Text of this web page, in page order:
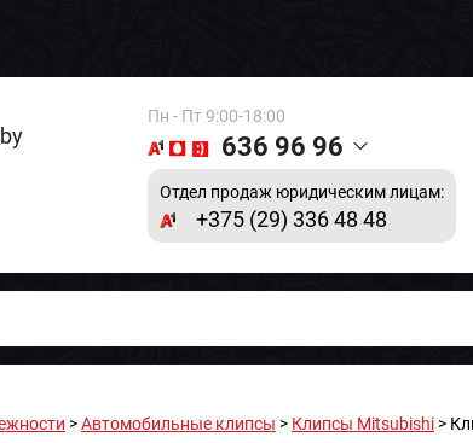
Пн - Пт 9:00-18:00
636 96 96
Отдел продаж юридическим лицам:
+375 (29) 336 48 48
>Автомобильные клипсы > Клипсы Mitsubishi >